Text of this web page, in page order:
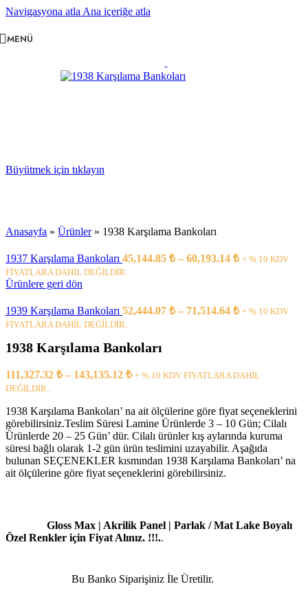
Navigasyona atla Ana içeriğe atla
MENÜ
Büyütmek için tıklayın
Anasayfa » Ürünler» 1938 Karşılama Bankoları
1937 Karşılama Bankoları 45,144.85 ₺ – 60,193.14 ₺ + % 10 KDV
FİYATLARA DAHİL DEĞİLDİR..
Ürünlere geri dön
1939 Karşılama Bankoları 52,444.07 ₺ – 71,514.64 ₺ + % 10 KDV
FİYATLARA DAHİL DEĞİLDİR..
1938 Karşılama Bankoları
111,327.32 ₺ – 143,135.12 ₺ + % 10 KDV FİYATLARA DAHİL
DEĞİLDİR..
1938 Karşılama Bankoları’ na ait ölçülerine göre fiyat seçeneklerini
görebilirsiniz.Teslim Süresi Lamine Ürünlerde 3 – 10 Gün; Cilalı
Ürünlerde 20 – 25 Gün’ dür. Cilalı ürünler kış aylarında kuruma
süresi bağlı olarak 1-2 gün ürün teslimini uzayabilir. Aşağıda
bulunan SEÇENEKLER kısmından 1938 Karşılama Bankoları’ na
ait ölçülerine göre fiyat seçeneklerini görebilirsiniz.
Gloss Max | Akrilik Panel | Parlak / Mat Lake Boyalı
Özel Renkler için Fiyat Alınız. !!!..
Bu Banko Siparişiniz İle Üretilir.